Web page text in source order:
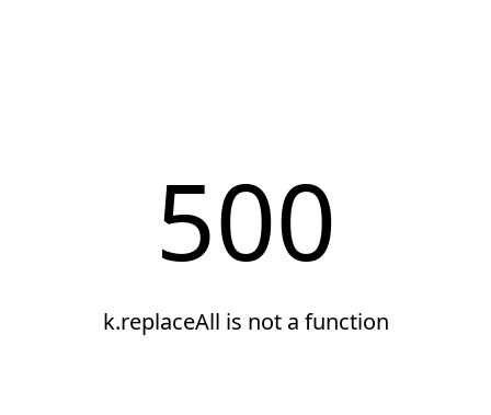
500
k.replaceAll is not a function